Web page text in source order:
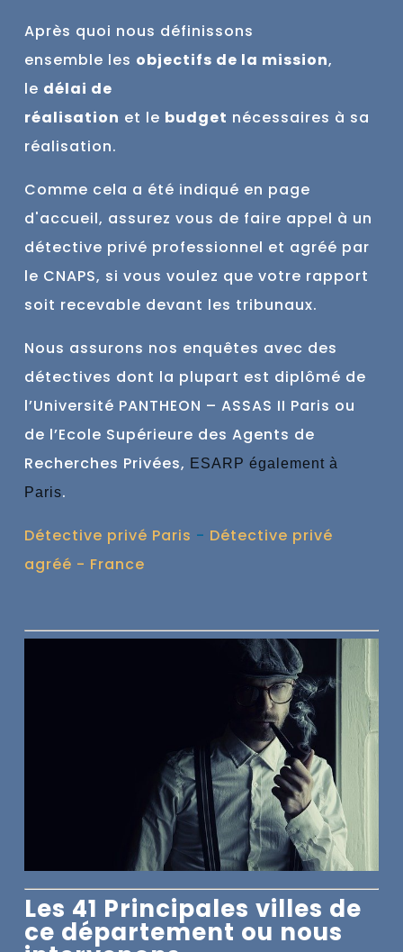
Après quoi nous définissons
ensemble les objectifs de la mission,
le délai de
réalisation et le budget nécessaires à sa
réalisation.
Comme cela a été indiqué en page
d'accueil, assurez vous de faire appel à un
détective privé professionnel et agréé par
le CNAPS, si vous voulez que votre rapport
soit recevable devant les tribunaux.
Nous assurons nos enquêtes avec des
détectives dont la plupart est diplômé de
l’Université PANTHEON – ASSAS II Paris ou
de l’Ecole Supérieure des Agents de
Recherches Privées, ESARP également à
Paris.
Détective privé Paris - Détective privé
agréé - France
Les 41 Principales villes de
ce département ou nous